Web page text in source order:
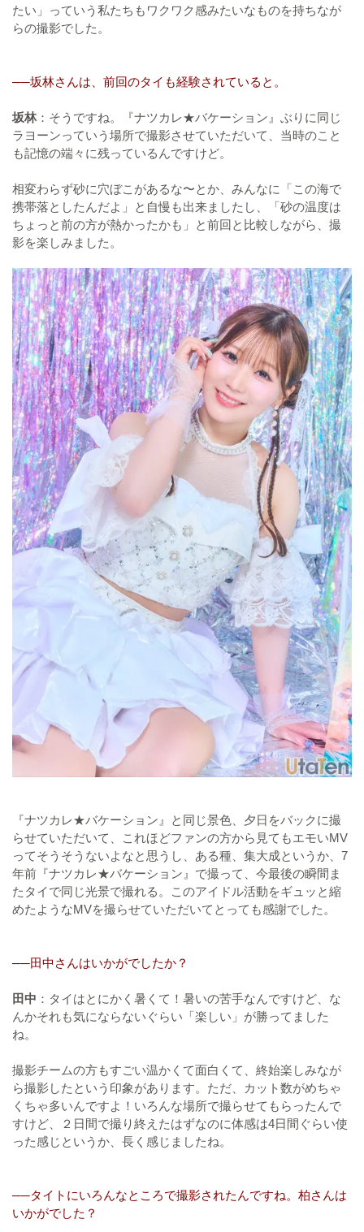
たい」っていう私たちもワクワク感みたいなものを持ちなが
らの撮影でした。
──坂林さんは、前回のタイも経験されていると。
坂林：そうですね。『ナツカレ★バケーション』ぶりに同じ
ラヨーンっていう場所で撮影させていただいて、当時のこと
も記憶の端々に残っているんですけど。
相変わらず砂に穴ぼこがあるな〜とか、みんなに「この海で
携帯落としたんだよ」と自慢も出来ましたし、「砂の温度は
ちょっと前の方が熱かったかも」と前回と比較しながら、撮
影を楽しみました。
『ナツカレ★バケーション』と同じ景色、夕日をバックに撮
らせていただいて、これほどファンの方から見てもエモいMV
ってそうそうないよなと思うし、ある種、集大成というか、7
年前『ナツカレ★バケーション』で撮って、今最後の瞬間ま
たタイで同じ光景で撮れる。このアイドル活動をギュッと縮
めたようなMVを撮らせていただいてとっても感謝でした。
──田中さんはいかがでしたか？
田中 ：タイはとにかく暑くて！暑いの苦手なんですけど、な
んかそれも気にならないぐらい「楽しい」が勝ってました
ね。
撮影チームの方もすごい温かくて面白くて、終始楽しみなが
ら撮影したという印象があります。ただ、カット数がめちゃ
くちゃ多いんですよ！いろんな場所で撮らせてもらったんで
すけど、２日間で撮り終えたはずなのに体感は4日間ぐらい使
った感じというか、長く感じましたね。
──タイトにいろんなところで撮影されたんですね。柏さんは
いかがでした？